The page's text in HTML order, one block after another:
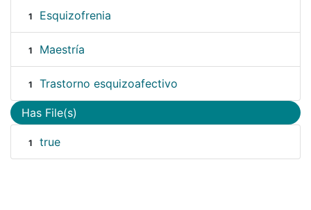
1 Esquizofrenia
1 Maestría
1 Trastorno esquizoafectivo
Has File(s)
1 true